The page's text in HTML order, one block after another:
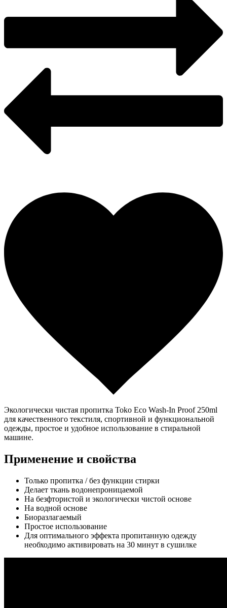
Экологически чистая пропитка Toko Eco Wash-In Proof 250ml
для качественного текстиля, спортивной и функциональной
одежды, простое и удобное использование в стиральной
машине.
Применение и свойства
Только пропитка / без функции стирки
Делает ткань водонепроницаемой
На безфтористой и экологически чистой основе
На водной основе
Биоразлагаемый
Простое использование
Для оптимального эффекта пропитанную одежду
необходимо активировать на 30 минут в сушилке